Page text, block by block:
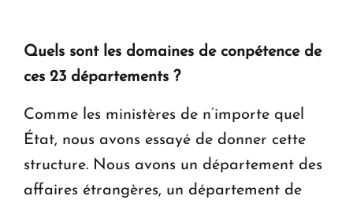
Quels sont les domaines de conpétence de
ces 23 départements ?
Comme les ministères de n’importe quel
État, nous avons essayé de donner cette
structure. Nous avons un département des
affaires étrangères, un département de